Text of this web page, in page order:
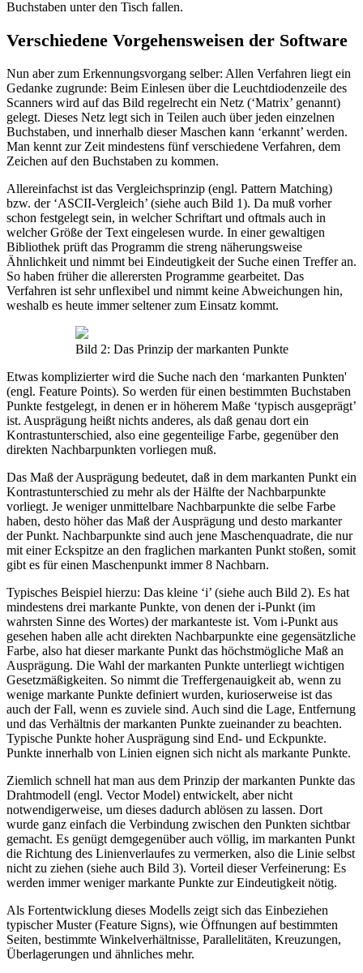
Buchstaben unter den Tisch fallen.
Verschiedene Vorgehensweisen der Software
Nun aber zum Erkennungsvorgang selber: Allen Verfahren liegt ein
Gedanke zugrunde: Beim Einlesen über die Leuchtdiodenzeile des
Scanners wird auf das Bild regelrecht ein Netz (‘Matrix’ genannt)
gelegt. Dieses Netz legt sich in Teilen auch über jeden einzelnen
Buchstaben, und innerhalb dieser Maschen kann ‘erkannt’ werden.
Man kennt zur Zeit mindestens fünf verschiedene Verfahren, dem
Zeichen auf den Buchstaben zu kommen.
Allereinfachst ist das Vergleichsprinzip (engl. Pattern Matching)
bzw. der ‘ASCII-Vergleich’ (siehe auch Bild 1). Da muß vorher
schon festgelegt sein, in welcher Schriftart und oftmals auch in
welcher Größe der Text eingelesen wurde. In einer gewaltigen
Bibliothek prüft das Programm die streng näherungsweise
Ähnlichkeit und nimmt bei Eindeutigkeit der Suche einen Treffer an.
So haben früher die allerersten Programme gearbeitet. Das
Verfahren ist sehr unflexibel und nimmt keine Abweichungen hin,
weshalb es heute immer seltener zum Einsatz kommt.
Bild 2: Das Prinzip der markanten Punkte
Etwas komplizierter wird die Suche nach den ‘markanten Punkten'
(engl. Feature Points). So werden für einen bestimmten Buchstaben
Punkte festgelegt, in denen er in höherem Maße ‘typisch ausgeprägt’
ist. Ausprägung heißt nichts anderes, als daß genau dort ein
Kontrastunterschied, also eine gegenteilige Farbe, gegenüber den
direkten Nachbarpunkten vorliegen muß.
Das Maß der Ausprägung bedeutet, daß in dem markanten Punkt ein
Kontrastunterschied zu mehr als der Hälfte der Nachbarpunkte
vorliegt. Je weniger unmittelbare Nachbarpunkte die selbe Farbe
haben, desto höher das Maß der Ausprägung und desto markanter
der Punkt. Nachbarpunkte sind auch jene Maschenquadrate, die nur
mit einer Eckspitze an den fraglichen markanten Punkt stoßen, somit
gibt es für einen Maschenpunkt immer 8 Nachbarn.
Typisches Beispiel hierzu: Das kleine ‘i’ (siehe auch Bild 2). Es hat
mindestens drei markante Punkte, von denen der i-Punkt (im
wahrsten Sinne des Wortes) der markanteste ist. Vom i-Punkt aus
gesehen haben alle acht direkten Nachbarpunkte eine gegensätzliche
Farbe, also hat dieser markante Punkt das höchstmögliche Maß an
Ausprägung. Die Wahl der markanten Punkte unterliegt wichtigen
Gesetzmäßigkeiten. So nimmt die Treffergenauigkeit ab, wenn zu
wenige markante Punkte definiert wurden, kurioserweise ist das
auch der Fall, wenn es zuviele sind. Auch sind die Lage, Entfernung
und das Verhältnis der markanten Punkte zueinander zu beachten.
Typische Punkte hoher Ausprägung sind End- und Eckpunkte.
Punkte innerhalb von Linien eignen sich nicht als markante Punkte.
Ziemlich schnell hat man aus dem Prinzip der markanten Punkte das
Drahtmodell (engl. Vector Model) entwickelt, aber nicht
notwendigerweise, um dieses dadurch ablösen zu lassen. Dort
wurde ganz einfach die Verbindung zwischen den Punkten sichtbar
gemacht. Es genügt demgegenüber auch völlig, im markanten Punkt
die Richtung des Linienverlaufes zu vermerken, also die Linie selbst
nicht zu ziehen (siehe auch Bild 3). Vorteil dieser Verfeinerung: Es
werden immer weniger markante Punkte zur Eindeutigkeit nötig.
Als Fortentwicklung dieses Modells zeigt sich das Einbeziehen
typischer Muster (Feature Signs), wie Öffnungen auf bestimmten
Seiten, bestimmte Winkelverhältnisse, Parallelitäten, Kreuzungen,
Überlagerungen und ähnliches mehr.